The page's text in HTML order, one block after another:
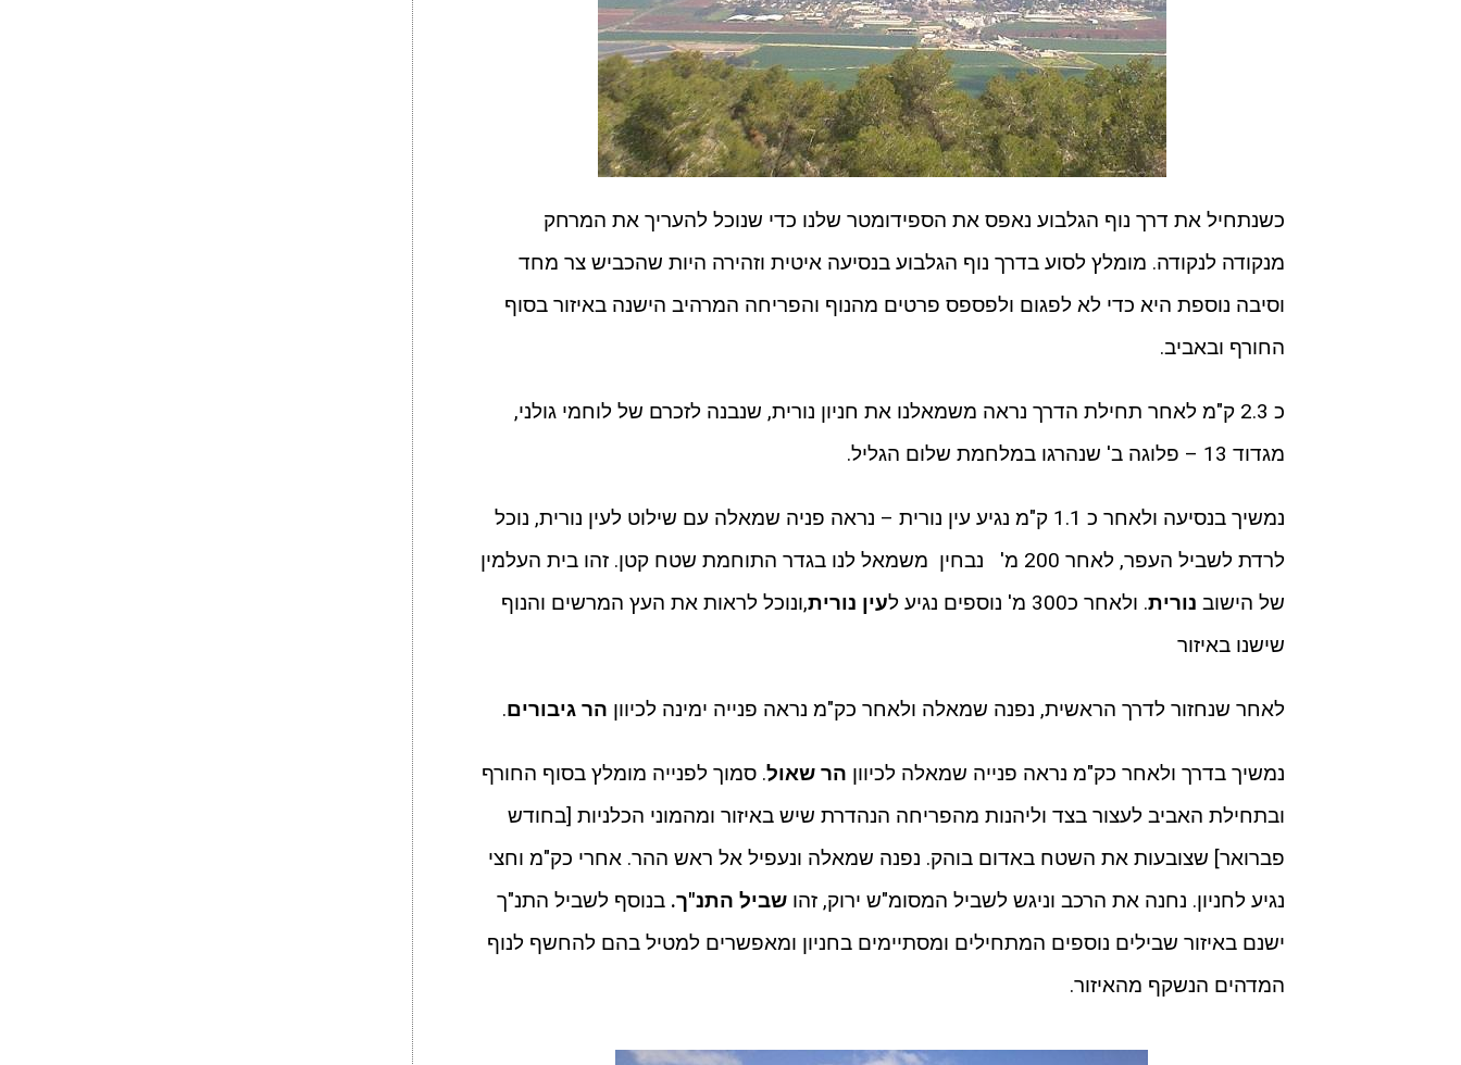
כשנתחיל את דרך נוף הגלבוע נאפס את הספידומטר שלנו כדי שנוכל להעריך את המרחק
מנקודה לנקודה. מומלץ לסוע בדרך נוף הגלבוע בנסיעה איטית וזהירה היות שהכביש צר מחד
וסיבה נוספת היא כדי לא לפגום ולפספס פרטים מהנוף והפריחה המרהיב הישנה באיזור בסוף
החורף ובאביב.
כ 2.3 ק"מ לאחר תחילת הדרך נראה משמאלנו את חניון נורית, שנבנה לזכרם של לוחמי גולני,
מגדוד 13 – פלוגה ב' שנהרגו במלחמת שלום הגליל.
נמשיך בנסיעה ולאחר כ 1.1 ק"מ נגיע עין נורית – נראה פניה שמאלה עם שילוט לעין נורית, נוכל
לרדת לשביל העפר, לאחר 200 מ' נבחין משמאל לנו בגדר התוחמת שטח קטן. זהו בית העלמין
של הישוב נורית. ולאחר כ300 מ' נוספים נגיע ל עין נורית,ונוכל לראות את העץ המרשים והנוף
שישנו באיזור
לאחר שנחזור לדרך הראשית, נפנה שמאלה ולאחר כק"מ נראה פנייה ימינה לכיוון הר גיבורים.
נמשיך בדרך ולאחר כק"מ נראה פנייה שמאלה לכיוון הר שאול. סמוך לפנייה מומלץ בסוף החורף
ובתחילת האביב לעצור בצד וליהנות מהפריחה הנהדרת שיש באיזור ומהמוני הכלניות [בחודש
פברואר] שצובעות את השטח באדום בוהק. נפנה שמאלה ונעפיל אל ראש ההר. אחרי כק"מ וחצי
נגיע לחניון. נחנה את הרכב וניגש לשביל המסומ"ש ירוק, זהו שביל התנ"ך. בנוסף לשביל התנ"ך
ישנם באיזור שבילים נוספים המתחילים ומסתיימים בחניון ומאפשרים למטיל בהם להחשף לנוף
המדהים הנשקף מהאיזור.